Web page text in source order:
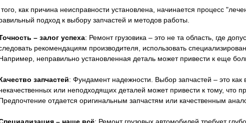
как причина неисправности установлена, начинается процесс
подход к выбору запчастей и методов работы.
– залог успеха: Ремонт грузовика – это не та область, где
рекомендациям производителя, использовать
неправильно установленная деталь может привести к еще
запчастей: Фундамент надежности. Выбор запчастей – это
или неподходящих деталей может привести к тому, что
отдается оригинальным запчастям или качественным